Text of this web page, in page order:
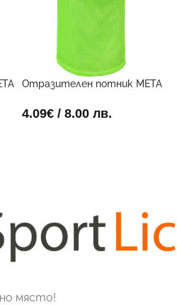
Отразителен потник META
4.09€/ 8.00 лв.
място!